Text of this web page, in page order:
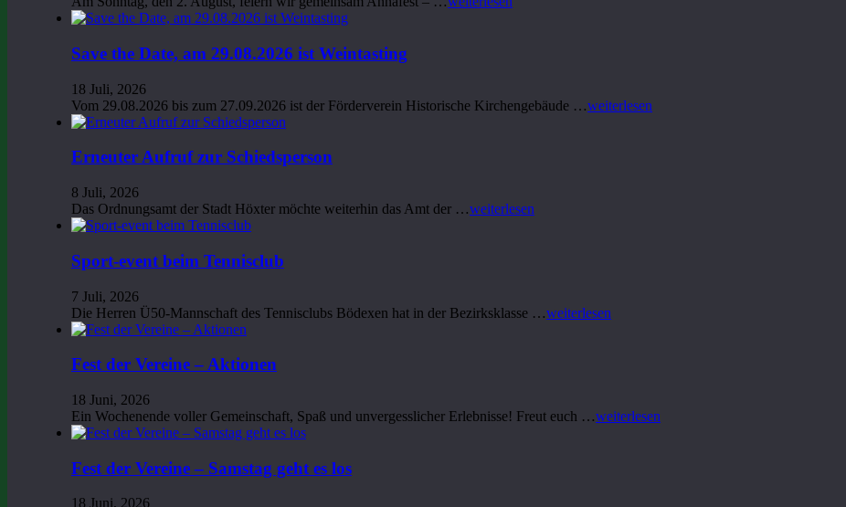
Save the Date, am 29.08.2026 ist Weintasting
18 Juli, 2026
Vom 29.08.2026 bis zum 27.09.2026 ist der Förderverein Historische Kirchengebäude …weiterlesen
Erneuter Aufruf zur Schiedsperson
8 Juli, 2026
Das Ordnungsamt der Stadt Höxter möchte weiterhin das Amt der …weiterlesen
Sport-event beim Tennisclub
7 Juli, 2026
Die Herren Ü50-Mannschaft des Tennisclubs Bödexen hat in der Bezirksklasse …weiterlesen
Fest der Vereine – Aktionen
18 Juni, 2026
Ein Wochenende voller Gemeinschaft, Spaß und unvergesslicher Erlebnisse! Freut euch …weiterlesen
Fest der Vereine – Samstag geht es los
18 Juni, 2026